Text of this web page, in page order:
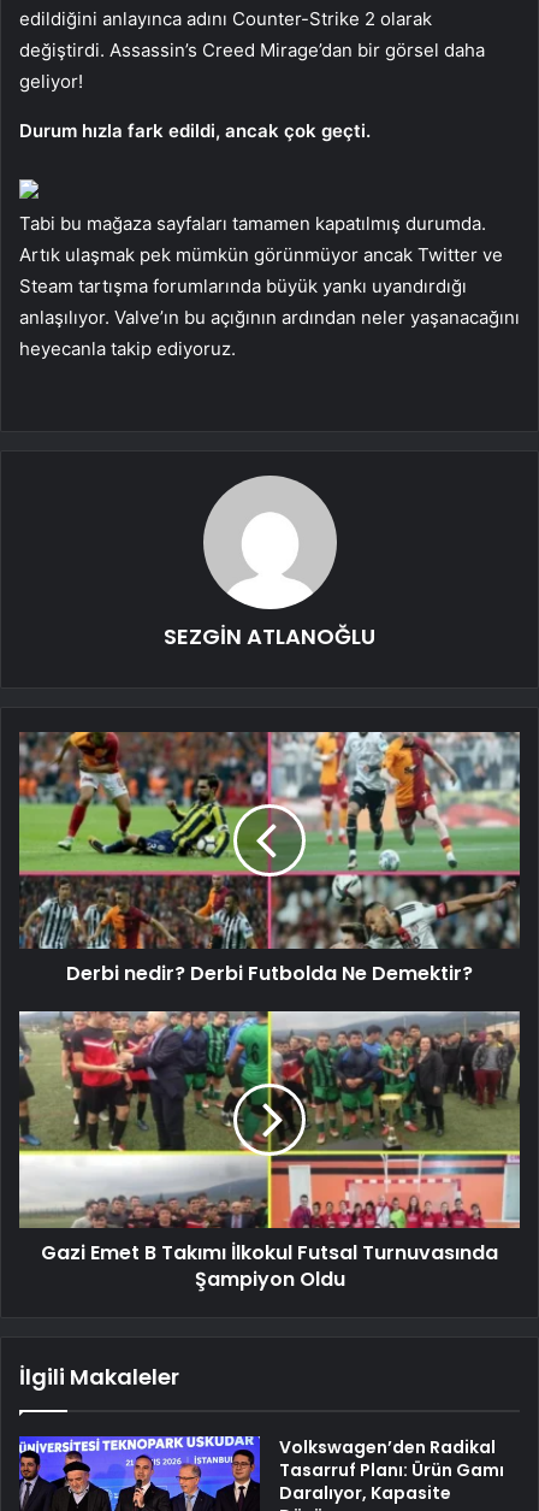
edildiğini anlayınca adını Counter-Strike 2 olarak
değiştirdi. Assassin’s Creed Mirage’dan bir görsel daha
geliyor!
Durum hızla fark edildi, ancak çok geçti.
Tabi bu mağaza sayfaları tamamen kapatılmış durumda.
Artık ulaşmak pek mümkün görünmüyor ancak Twitter ve
Steam tartışma forumlarında büyük yankı uyandırdığı
anlaşılıyor. Valve’ın bu açığının ardından neler yaşanacağını
heyecanla takip ediyoruz.
SEZGİN ATLANOĞLU
Derbi nedir? Derbi Futbolda Ne Demektir?
Gazi Emet B Takımı İlkokul Futsal Turnuvasında
Şampiyon Oldu
İlgili Makaleler
Volkswagen’den Radikal
Tasarruf Planı: Ürün Gamı
Daralıyor, Kapasite